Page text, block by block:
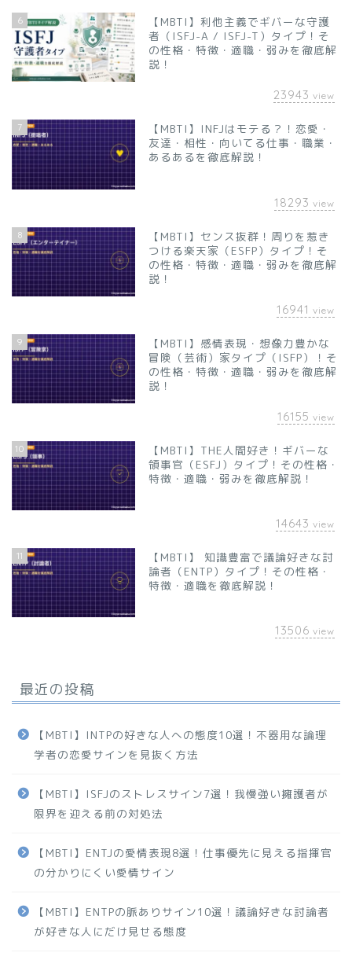
6
【MBTI】利他主義でギバーな守護
者（ISFJ-A / ISFJ-T）タイプ！そ
の性格・特徴・適職・弱みを徹底解
説！
23943 view
7
【MBTI】INFJはモテる？！恋愛・
友達・相性・向いてる仕事・職業・
あるあるを徹底解説！
18293 view
8
【MBTI】センス抜群！周りを惹き
つける楽天家（ESFP）タイプ！そ
の性格・特徴・適職・弱みを徹底解
説！
16941 view
9
【MBTI】感情表現・想像力豊かな
冒険（芸術）家タイプ（ISFP）！そ
の性格・特徴・適職・弱みを徹底解
説！
16155 view
10
【MBTI】THE人間好き！ギバーな
領事官（ESFJ）タイプ！その性格・
特徴・適職・弱みを徹底解説！
14643 view
11
【MBTI】 知識豊富で議論好きな討
論者（ENTP）タイプ！その性格・
特徴・適職を徹底解説！
13506 view
最近の投稿
【MBTI】INTPの好きな人への態度10選！不器用な論理
学者の恋愛サインを見抜く方法
【MBTI】ISFJのストレスサイン7選！我慢強い擁護者が
限界を迎える前の対処法
【MBTI】ENTJの愛情表現8選！仕事優先に見える指揮官
の分かりにくい愛情サイン
【MBTI】ENTPの脈ありサイン10選！議論好きな討論者
が好きな人にだけ見せる態度